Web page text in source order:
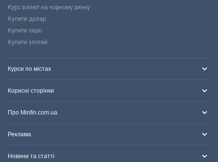
Курс валют на чорному ринку
Купити долар
Купити євро
Купити злотий
Курси по містах
Корисні сторінки
Про Minfin.com.ua
Реклама
Новини та статті